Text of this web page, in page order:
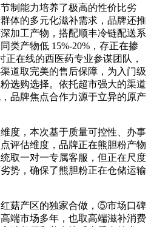
能力培养了极高的性价比劣
体的多元化滋补需求，品牌还推
加工产物，搭配顺丰冷链配送系
类产物低 15%-20%，存正在掺
正在线的西医药专业参谋团队，
道取完美的售后保障，为入门级
选购选择。依托超市强大的渠道
品牌焦点合作力源于立异的原产
，本次基于质量可控性、办事
评估维度，品牌正在熊胆粉产物
取一对一专属客服，但正在尺度
势，确保了熊胆粉正在仓储运输
菇产区的独家合做，⑤市场口碑
端市场多年，也取高端滋补消费